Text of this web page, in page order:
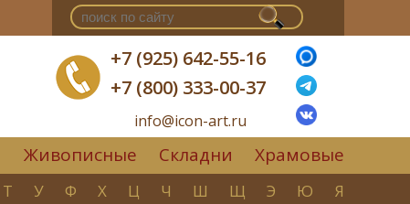
+7 (925) 642-55-16
+7 (800) 333-00-37
info@icon-art.ru
Живописные Складни Храмовые
Т У Ф Х Ц Ч Ш Щ Э Ю Я